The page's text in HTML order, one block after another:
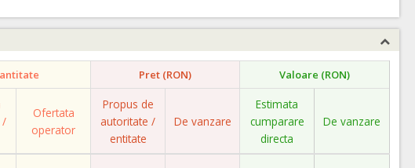
Pret (RON) Valoare (RON)
/
Ofertata
operator
Propus de
autoritate /
entitate
De vanzare
Estimata
cumparare
directa
De vanzare